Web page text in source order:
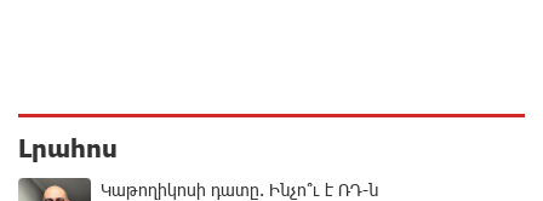
Լրահոս
Կաթողիկոսի դատը. Ինչո՞ւ է ՌԴ-ն